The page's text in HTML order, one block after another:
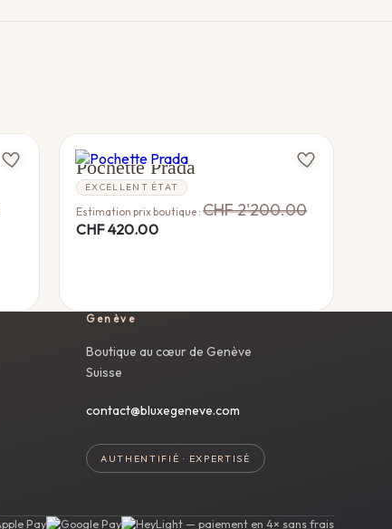
PRADA
Pochette Prada
EXCELLENT ÉTAT
Estimation prix boutique :CHF2'200.00
CHF420.00
Genève
Boutique au cœur de Genève
Suisse
contact@bluxegeneve.com
AUTHENTIFIÉ · EXPERTISÉ